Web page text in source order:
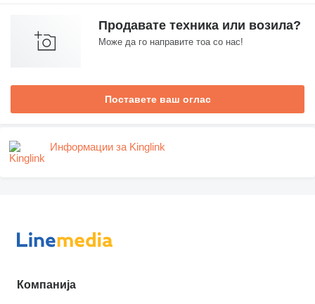
Продавате техника или возила?
Може да го направите тоа со нас!
Поставете ваш оглас
Информации за Kinglink
Компанија